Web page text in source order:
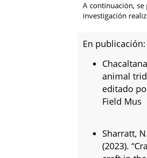
A continuación, se
investigación
En publicación:
animal
editado
Field Mus
Sharratt,
(2023).